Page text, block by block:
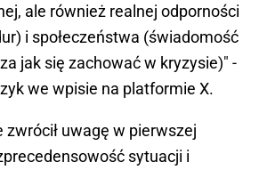
ale również realnej odporności
i społeczeństwa (świadomość
jak się zachować w kryzysie)" -
we wpisie na platformie X.
zwrócił uwagę w pierwszej
sytuacji i